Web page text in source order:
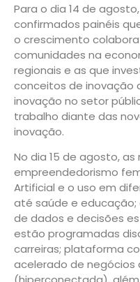
Para o dia 14 de
confirmados painéis
o crescimento
comunidades na
regionais e as que
conceitos de inovação
inovação no setor
trabalho diante das
inovação.
No dia 15 de agosto, as
empreendedorismo
Artificial e o uso em
até saúde e educação;
de dados e decisões
estão programadas
carreiras; plataforma
acelerado de negócios